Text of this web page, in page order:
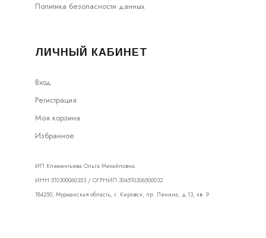
Политика безопасности данных
ЛИЧНЫЙ КАБИНЕТ
Вход
Регистрация
Моя корзина
Избранное
ИП Клементьева Ольга Михайловна.
ИНН 510300060353 / ОГРНИП 304510306500032
184250, Мурманская область, г. Кировск, пр. Ленина, д.13, кв. 9